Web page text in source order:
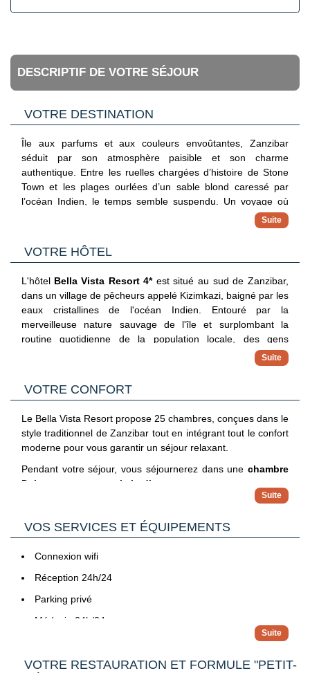
DESCRIPTIF DE VOTRE SÉJOUR
VOTRE DESTINATION
Île aux parfums et aux couleurs envoûtantes, Zanzibar
séduit par son atmosphère paisible et son charme
authentique. Entre les ruelles chargées d’histoire de Stone
Town et les plages ourlées d’un sable blond caressé par
l’océan Indien, le temps semble suspendu. Un voyage où
l’exotisme se mêle à la douceur de vivre, au rythme des
VOTRE HÔTEL
L'hôtel Bella Vista Resort 4*est situé au sud de Zanzibar,
dans un village de pêcheurs appelé Kizimkazi, baigné par les
eaux cristallines de l'océan Indien. Entouré par la
merveilleuse nature sauvage de l'île et surplombant la
routine quotidienne de la population locale, des gens
VOTRE CONFORT
Le Bella Vista Resort propose 25 chambres, conçues dans le
style traditionnel de Zanzibar tout en intégrant tout le confort
moderne pour vous garantir un séjour relaxant.
Pendant votre séjour, vous séjournerez dans une chambre
Deluxe avec vue sur le jardin
En option et en supplément, vous pouvez choisir une
chambre Deluxe avec vue sur la piscine
Toutes les chambres sont équipées de :
Balcon
Climatisation
Mini-frigo
VOS SERVICES ET ÉQUIPEMENTS
Connexion wifi
Réception 24h/24
Parking privé
Médecin 24h/24
Certaines prestations peuvent être en supplément.
VOTRE RESTAURATION ET FORMULE "PETIT-